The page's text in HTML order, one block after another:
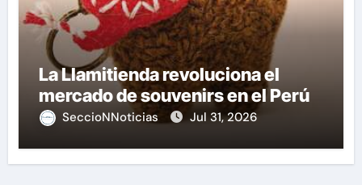
La Llamitienda revoluciona el
mercado de souvenirs en el Perú
SeccioNNoticias Jul 31, 2026